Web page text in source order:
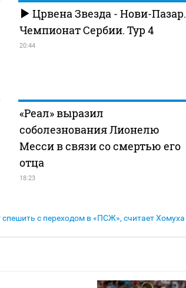
Црвена Звезда - Нови-Пазар.
Чемпионат Сербии. Тур 4
20:44
«Реал» выразил
соболезнования Лионелю
Месси в связи со смертью его
отца
18:23
спешить с переходом в «ПСЖ», считает Хомуха